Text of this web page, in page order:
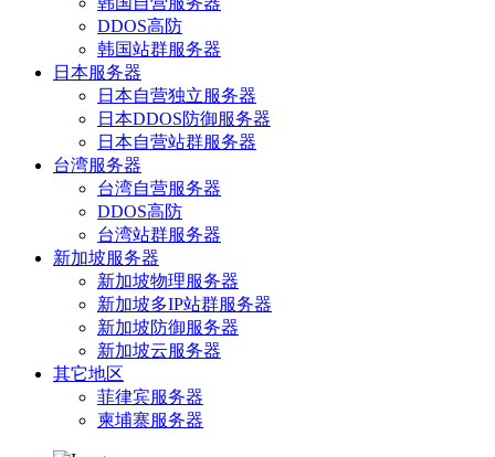
DDOS高防
韩国站群服务器
日本服务器
日本自营独立服务器
日本DDOS防御服务器
日本自营站群服务器
台湾服务器
台湾自营服务器
DDOS高防
台湾站群服务器
新加坡服务器
新加坡物理服务器
新加坡多IP站群服务器
新加坡防御服务器
新加坡云服务器
其它地区
菲律宾服务器
柬埔寨服务器